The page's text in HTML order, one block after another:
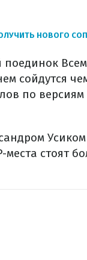
НОВОГО
сойдутся
по
места стоят